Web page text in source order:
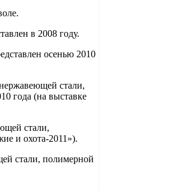
в 2008 году.
осенью 2010
стали,
года (на выставке
стали,
и охота-2011»).
стали, полимерной